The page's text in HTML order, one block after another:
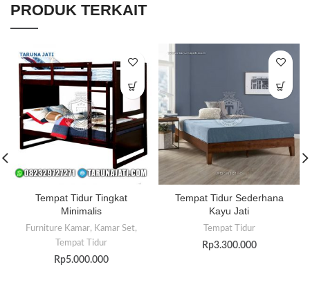
PRODUK TERKAIT
Tempat Tidur Tingkat
Minimalis
Furniture Kamar, Kamar Set,
Tempat Tidur
Rp5.000.000
Tempat Tidur Sederhana
Kayu Jati
Tempat Tidur
Rp3.300.000